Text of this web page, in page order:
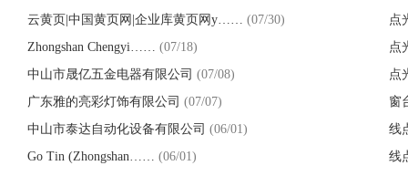
云黄页|中国黄页网|企业库黄页网y…… (07/30)
Zhongshan Chengyi…… (07/18)
中山市晟亿五金电器有限公司 (07/08)
广东雅的亮彩灯饰有限公司 (07/07)
中山市泰达自动化设备有限公司 (06/01)
Go Tin (Zhongshan…… (06/01)
点
点
点
窗
线
线